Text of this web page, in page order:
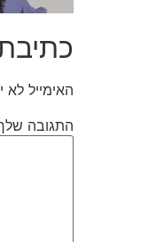
האימייל לא
התגובה